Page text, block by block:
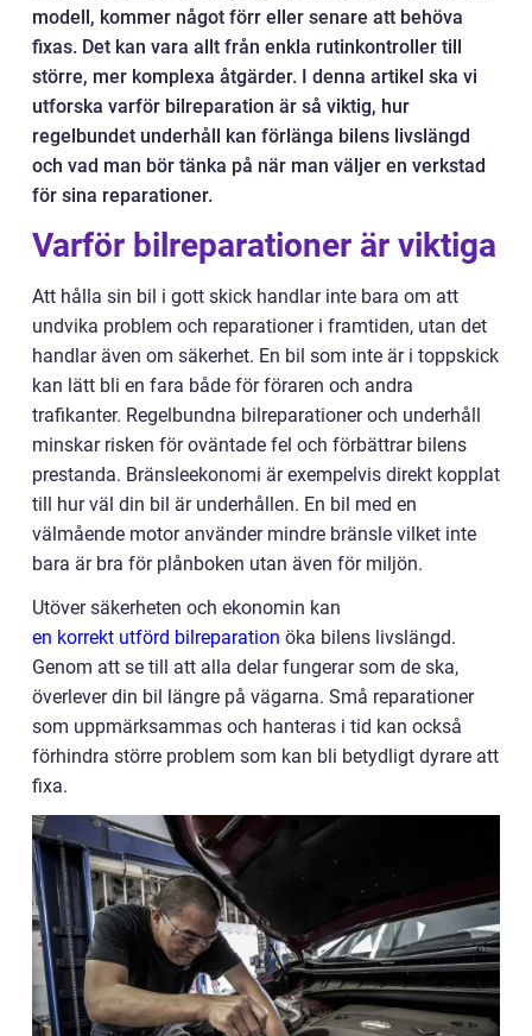
modell, kommer något förr eller senare att behöva
fixas. Det kan vara allt från enkla rutinkontroller till
större, mer komplexa åtgärder. I denna artikel ska vi
utforska varför bilreparation är så viktig, hur
regelbundet underhåll kan förlänga bilens livslängd
och vad man bör tänka på när man väljer en verkstad
för sina reparationer.
Varför bilreparationer är viktiga
Att hålla sin bil i gott skick handlar inte bara om att
undvika problem och reparationer i framtiden, utan det
handlar även om säkerhet. En bil som inte är i toppskick
kan lätt bli en fara både för föraren och andra
trafikanter. Regelbundna bilreparationer och underhåll
minskar risken för oväntade fel och förbättrar bilens
prestanda. Bränsleekonomi är exempelvis direkt kopplat
till hur väl din bil är underhållen. En bil med en
välmående motor använder mindre bränsle vilket inte
bara är bra för plånboken utan även för miljön.
Utöver säkerheten och ekonomin kan
en korrekt utförd bilreparation öka bilens livslängd.
Genom att se till att alla delar fungerar som de ska,
överlever din bil längre på vägarna. Små reparationer
som uppmärksammas och hanteras i tid kan också
förhindra större problem som kan bli betydligt dyrare att
fixa.